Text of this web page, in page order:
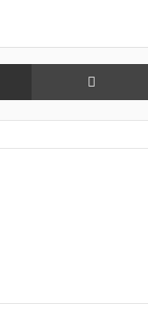
Share via Email